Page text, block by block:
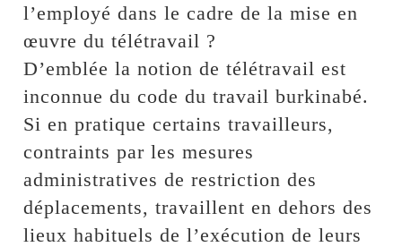
l’employé dans le cadre de la mise en
œuvre du télétravail ?
D’emblée la notion de télétravail est
inconnue du code du travail burkinabé.
Si en pratique certains travailleurs,
contraints par les mesures
administratives de restriction des
déplacements, travaillent en dehors des
lieux habituels de l’exécution de leurs